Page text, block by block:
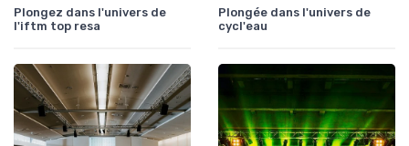
Plongez dans l'univers de
l'iftm top resa
Plongée dans l'univers de
cycl'eau